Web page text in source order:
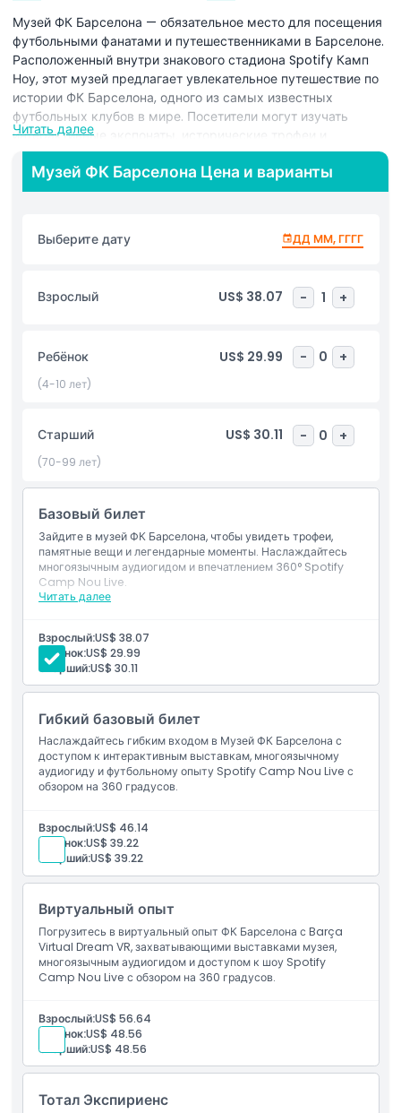
Музей ФК Барселона — обязательное место для посещения
футбольными фанатами и путешественниками в Барселоне.
Расположенный внутри знакового стадиона Spotify Камп
Ноу, этот музей предлагает увлекательное путешествие по
истории ФК Барселона, одного из самых известных
футбольных клубов в мире. Посетители могут изучать
интерактивные экспонаты, исторические трофеи и
памятные вещи, демонстрирующие величайшие моменты
клуба. Музей ФК Барселона содержит мультимедийные
демонстрации, легендарные футбольные майки и обзоры
легендарных игроках клуба, включая Лионеля Месси,
Йохана Кройффа и Роналдиньо. Посещение музея ФК
команды. Вы можете увидеть эксклюзивные записи,
насладиться виртуальной реальностью и даже выйти на
почувствовать связь с историей и успехами ФК Барселона.
Независимо от того, являетесь ли вы давним болельщиком
или только открываете клуб для себя, музей ФК Барселона
неудобств при посещении одной из самых популярных
достопримечательностей Барселоны.
Основные моменты
Включено
Исключения
Часы работы
Вещи, которые нужно знать
Местоположение
Политика отмены
Читать далее
Музей ФК Барселона Цена и варианты
Выберите дату ДД ММ, ГГГГ
Взрослый US$ 38.07 - 1 +
Ребёнок US$ 29.99 - 0 +
(4-10 лет)
Старший US$ 30.11 - 0 +
(70-99 лет)
Базовый билет
Зайдите в музей ФК Барселона, чтобы увидеть трофеи,
памятные вещи и легендарные моменты. Наслаждайтесь
многоязычным аудиогидом и впечатлением 360° Spotify
Camp Nou Live.
Читать далее
Взрослый:US$ 38.07
Ребёнок:US$ 29.99
Старший:US$ 30.11
Гибкий базовый билет
Наслаждайтесь гибким входом в Музей ФК Барселона с
доступом к интерактивным выставкам, многоязычному
аудиогиду и футбольному опыту Spotify Camp Nou Live с
обзором на 360 градусов.
Взрослый:US$ 46.14
Ребёнок:US$ 39.22
Старший:US$ 39.22
Виртуальный опыт
Погрузитесь в виртуальный опыт ФК Барселона с Barça
Virtual Dream VR, захватывающими выставками музея,
многоязычным аудиогидом и доступом к шоу Spotify
Camp Nou Live с обзором на 360 градусов.
Взрослый:US$ 56.64
Ребёнок:US$ 48.56
Старший:US$ 48.56
Тотал Экспириенс